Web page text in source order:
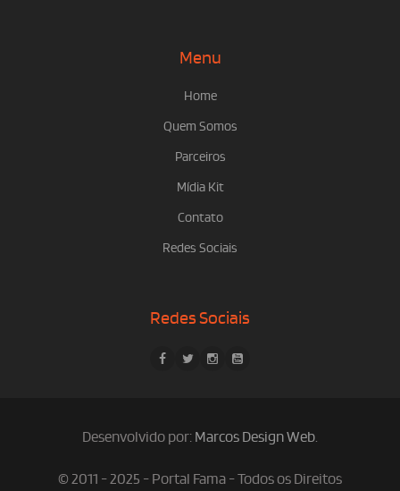
Menu
Home
Quem Somos
Parceiros
Mídia Kit
Contato
Redes Sociais
Redes Sociais
Desenvolvido por: Marcos Design Web.
© 2011 - 2025 - Portal Fama - Todos os Direitos